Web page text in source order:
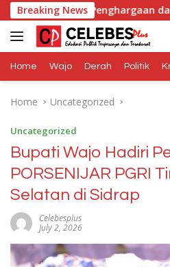
Skip
to
content
Breaking News
Penghargaan dan Tanggung
Home Wajo Derah Politik
Home Uncategorized
Uncategorized
Bupati Wajo Hadiri
PORSENIJAR PGRI
Selatan di Sidrap
Celebesplus
July 2, 2026